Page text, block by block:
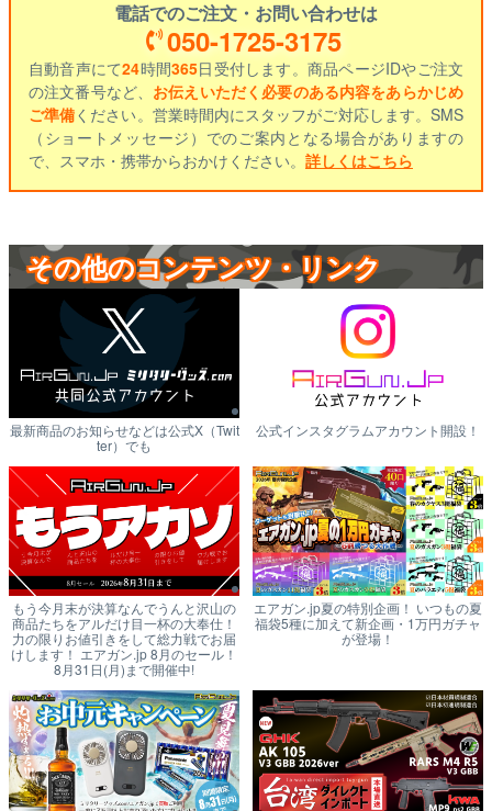
電話でのご注文・お問い合わせは
050-1725-3175
自動音声にて24時間365日受付します。商品ページIDやご注文
の注文番号など、 お伝えいただく必要のある内容をあらかじめ
ご準備ください。営業時間内にスタッフがご対応します。SMS
（ショートメッセージ）でのご案内となる場合がありますの
で、スマホ・携帯からおかけください。 詳しくはこちら
その他のコンテンツ・リンク
最新商品のお知らせなどは公式X（Twit
ter）でも
公式インスタグラムアカウント開設！
もう今月末が決算なんでうんと沢山の
商品たちをアルだけ目一杯の大奉仕！
力の限りお値引きをして総力戦でお届
けします！ エアガン.jp 8月のセール！
8月31日(月)まで開催中!
エアガン.jp夏の特別企画！ いつもの夏
福袋5種に加えて新企画・1万円ガチャ
が登場！